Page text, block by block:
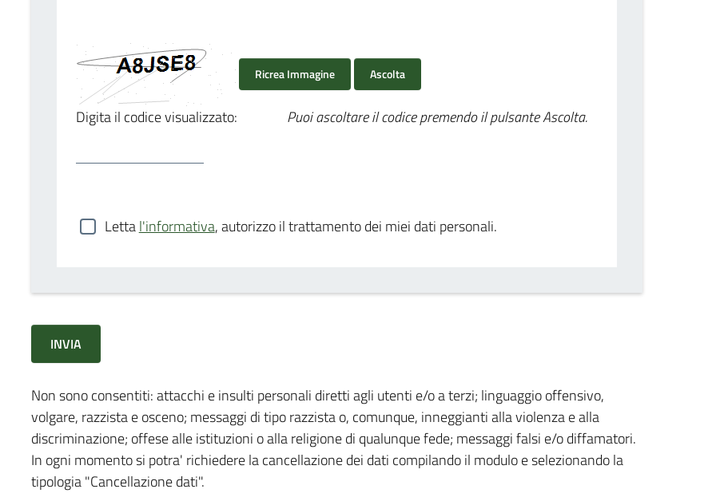
Ricrea Immagine Ascolta
Digita il codice visualizzato: Puoi ascoltare il codice premendo il pulsante Ascolta.
Lettal'informativa, autorizzo il trattamento dei miei dati personali.
Non sono consentiti: attacchi e insulti personali diretti agli utenti e/o a terzi; linguaggio offensivo,
volgare, razzista e osceno; messaggi di tipo razzista o, comunque, inneggianti alla violenza e alla
discriminazione; offese alle istituzioni o alla religione di qualunque fede; messaggi falsi e/o diffamatori.
In ogni momento si potra' richiedere la cancellazione dei dati compilando il modulo e selezionando la
tipologia "Cancellazione dati".